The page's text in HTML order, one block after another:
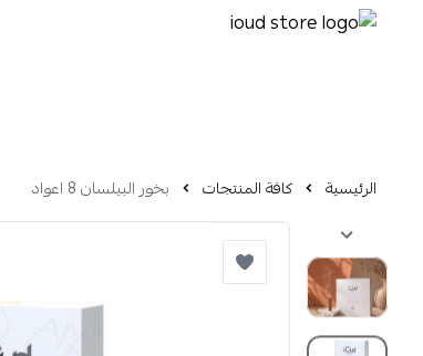
الرئيسية كافة المنتجات بخور البيلسان 8 اعواد